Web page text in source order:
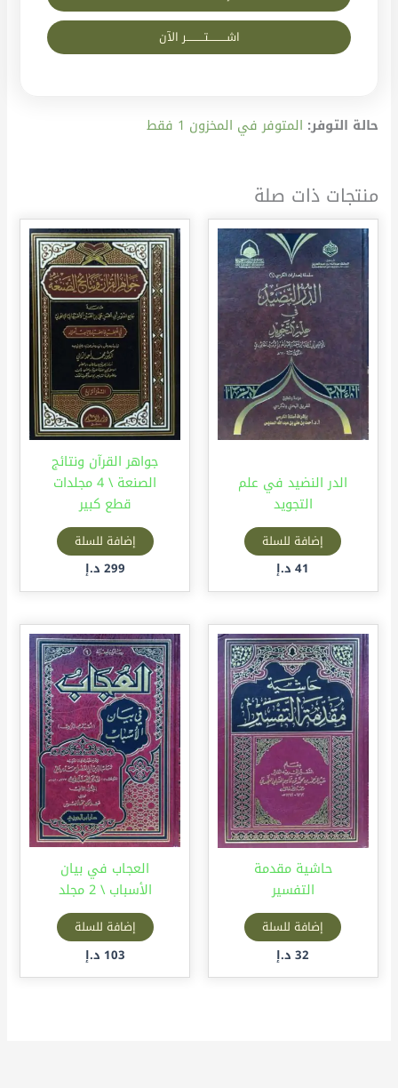
حالة التوفر: المتوفر في المخزون 1 فقط
اشــــــــــتــــــــــر الآن
منتجات ذات صلة
الدر النضيد في علم
التجويد
إضافة للسلة
41 د.إ
جواهر القرآن ونتائج
الصنعة \ 4 مجلدات
قطع كبير
إضافة للسلة
299 د.إ
حاشية مقدمة
التفسير
إضافة للسلة
32 د.إ
العجاب في بيان
الأسباب \ 2 مجلد
إضافة للسلة
103 د.إ